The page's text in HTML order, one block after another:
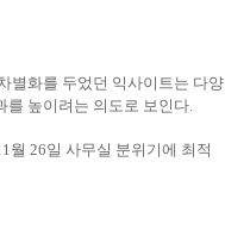
별화를 두었던 익사이트는 다양
를 높이려는 의도로 보인다.
월 26일 사무실 분위기에 최적